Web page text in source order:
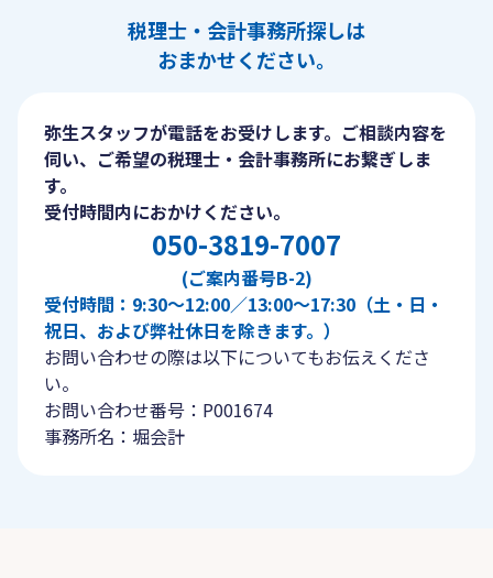
税理士・会計事務所探しは
おまかせください。
弥生スタッフが電話をお受けします。ご相談内容を
伺い、ご希望の税理士・会計事務所にお繋ぎしま
す。
受付時間内におかけください。
050-3819-7007
(ご案内番号B-2)
受付時間：9:30〜12:00／13:00〜17:30（土・日・
祝日、および弊社休日を除きます。）
お問い合わせの際は以下についてもお伝えくださ
い。
お問い合わせ番号：P001674
事務所名：堀会計